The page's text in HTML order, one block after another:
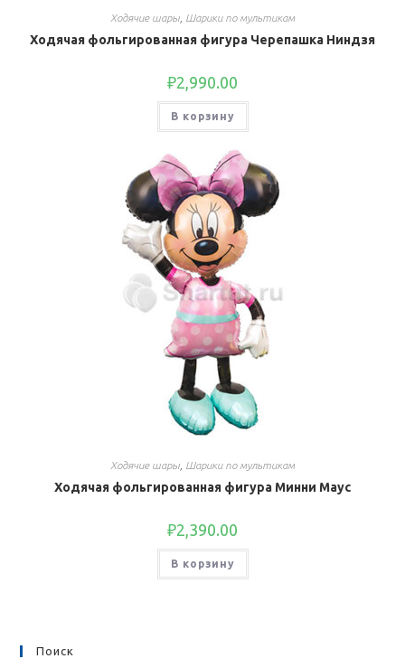
Ходячие шары Шарики по мультикам
Ходячая фольгированная фигура Черепашка Ниндзя
₽2,990.00
В корзину
Ходячие шары Шарики по мультикам
Ходячая фольгированная фигура Минни Маус
₽2,390.00
В корзину
Поиск